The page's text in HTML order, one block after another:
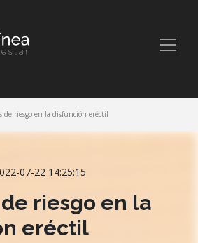
de riesgo en la disfunción eréctil
07-22 14:25:15
riesgo en la
eréctil